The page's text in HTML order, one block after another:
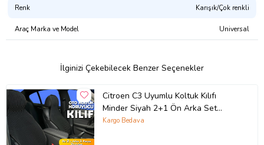
Renk Karışık/Çok renkli
Araç Marka ve Model Universal
İlginizi Çekebilecek Benzer Seçenekler
Citroen C3 Uyumlu Koltuk Kılıfı
Minder Siyah 2+1 Ön Arka Set
(Karışık)
Kargo Bedava